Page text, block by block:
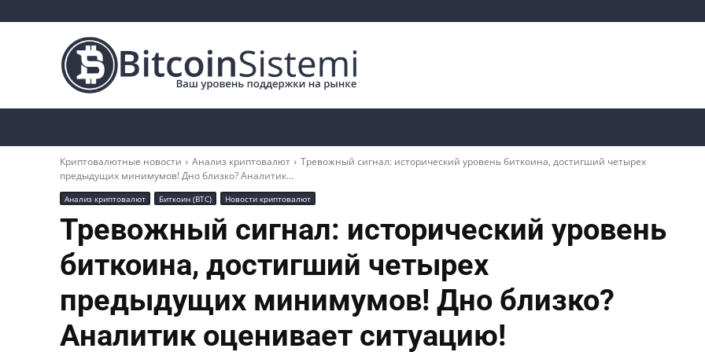
Криптовалютные новости Анализ криптовалют
Тревожный сигнал: исторический уровень биткоина, достигший четырех
предыдущих минимумов! Дно близко? Аналитик...
Анализ криптовалют Биткоин (BTC) Новости криптовалют
Тревожный сигнал: исторический уровень
биткоина, достигший четырех
предыдущих минимумов! Дно близко?
Аналитик оценивает ситуацию!